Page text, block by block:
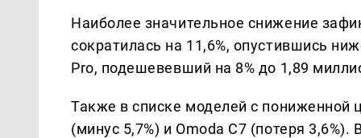
Наиболее значительное снижение
сократилась на 11,6%, опустившись
Pro, подешевевший на 8% до 1,89
Также в списке моделей с пониженной
(минус 5,7%) и Omoda C7 (потеря